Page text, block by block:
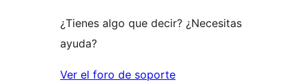
¿Tienes algo que decir? ¿Necesitas
ayuda?
Ver el foro de soporte